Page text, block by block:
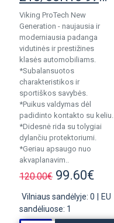
Viking ProTech New
Generation - naujausia ir
moderniausia padanga
vidutinės ir prestižines
klasės automobiliams.
*Subalansuotos
charakteristikos ir
sportiškos savybės.
*Puikus valdymas dėl
padidinto kontakto su keliu.
*Didesnė rida su tolygiai
dylančiu protektoriumi.
*Geriau apsaugo nuo
akvaplanavim..
120.00€ 99.60€
Vilniaus sandėlyje: 0
EU
sandėliuose: 1